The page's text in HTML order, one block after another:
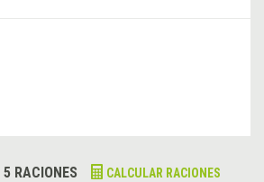
RACIONES CALCULAR RACIONES